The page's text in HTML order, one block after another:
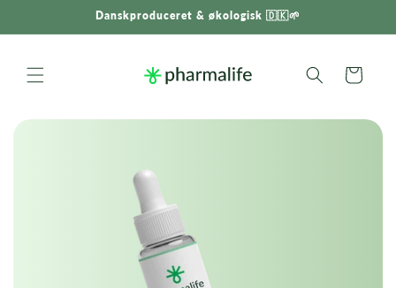
Danskproduceret & økologisk 🇩🇰🌱
Indkøbskurv